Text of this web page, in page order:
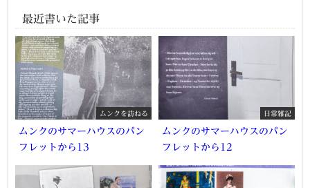
最近書いた記事
ムンクを訪ねる
ムンクのサマーハウスのパン
フレットから13
日常雑記
ムンクのサマーハウスのパン
フレットから12